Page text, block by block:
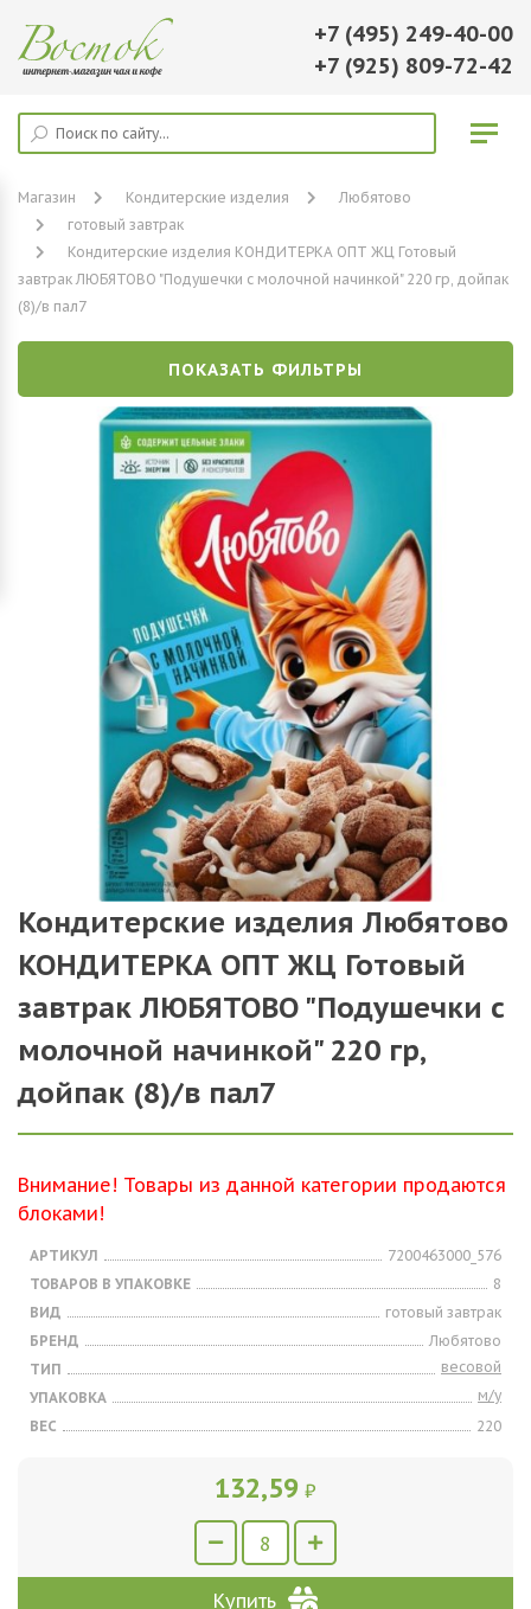
+7 (495) 249-40-00
+7 (925) 809-72-42
Магазин Кондитерские изделия
Любятово
готовый завтрак
Кондитерские изделия КОНДИТЕРКА ОПТ ЖЦ Готовый
завтрак ЛЮБЯТОВО "Подушечки с молочной начинкой" 220 гр, дойпак
(8)/в пал7
ПОКАЗАТЬ ФИЛЬТРЫ
Кондитерские изделия Любятово
КОНДИТЕРКА ОПТ ЖЦ Готовый
завтрак ЛЮБЯТОВО "Подушечки с
молочной начинкой" 220 гр,
дойпак (8)/в пал7
Внимание! Товары из данной категории продаются
блоками!
АРТИКУЛ
7200463000_576
ТОВАРОВ В УПАКОВКЕ
8
ВИД
готовый завтрак
БРЕНД
Любятово
ТИП
весовой
УПАКОВКА
м/у
ВЕС
220
132,59 ₽
Купить